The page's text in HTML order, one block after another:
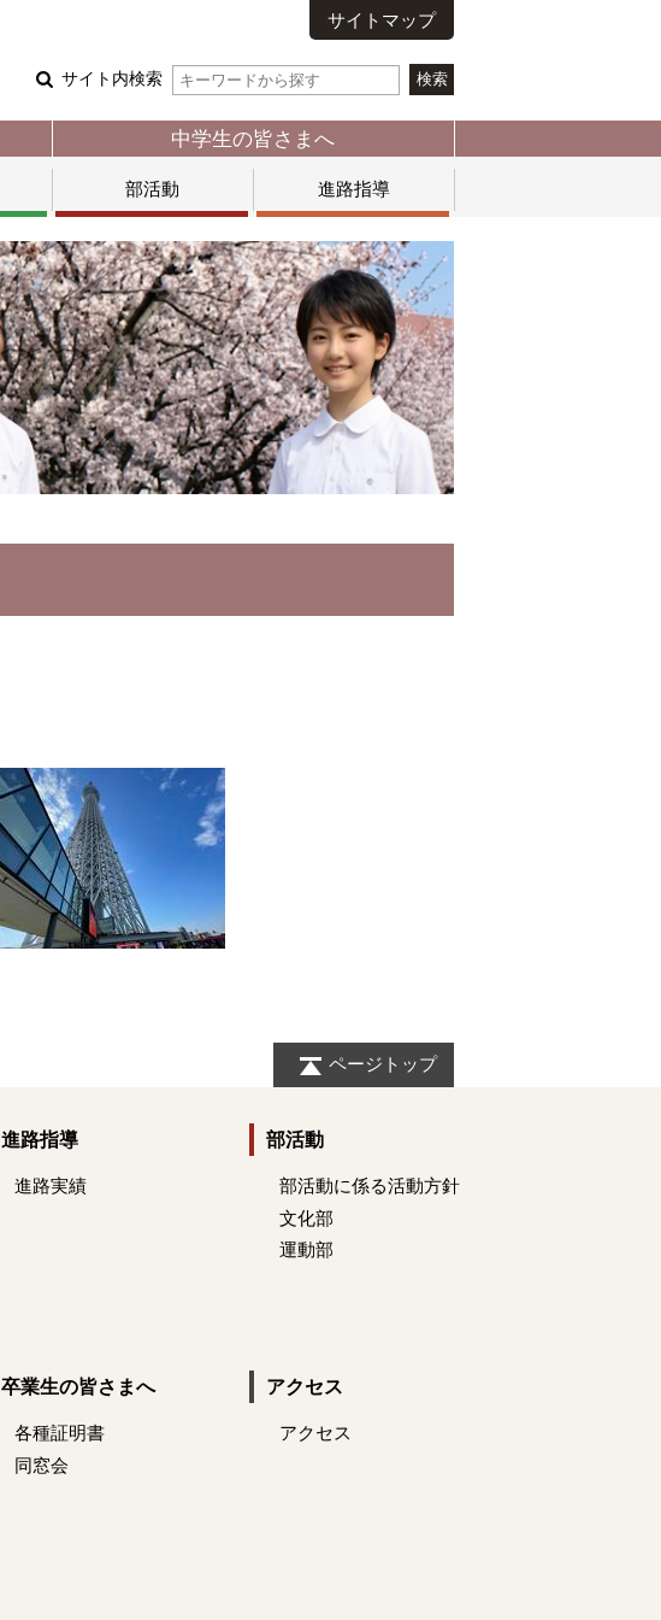
サイトマップ
サイト内検索
中学生の皆さまへ
部活動 進路指導
ページトップ
進路指導
進路実績
部活動
部活動に係る活動方針
文化部
運動部
卒業生の皆さまへ
各種証明書
同窓会
アクセス
アクセス